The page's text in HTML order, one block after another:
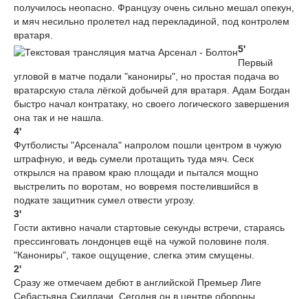
получилось неопасно. Французу очень сильно мешал опекун,
и мяч несильно пролетел над перекладиной, под контролем
вратаря.
5'
Первый
угловой в матче подали "канониры", но простая подача во
вратарскую стала лёгкой добычей для вратаря. Адам Богдан
быстро начал контратаку, но своего логического завершения
она так и не нашла.
4'
Футболисты "Арсенала" напролом пошли центром в чужую
штрафную, и ведь сумели протащить туда мяч. Сеск
открылся на правом краю площади и пытался мощно
выстрелить по воротам, но вовремя постелившийся в
подкате защитник сумел отвести угрозу.
3'
Гости активно начали стартовые секунды встречи, стараясь
прессинговать лондонцев ещё на чужой половине поля.
"Канониры", такое ощущение, слегка этим смущены.
2'
Сразу же отмечаем дебют в английской Премьер Лиге
Себастьяна Скиллачи. Сегодня он в центре обороны